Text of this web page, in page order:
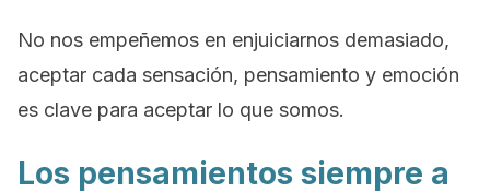
No nos empeñemos en enjuiciarnos demasiado,
aceptar cada sensación, pensamiento y emoción
es clave para aceptar lo que somos.
Los pensamientos siempre a